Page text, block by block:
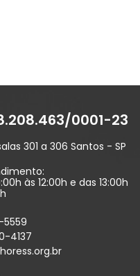
0001-23
301 a 306 Santos - SP
às 12:00h e das 13:00h
5559
4137